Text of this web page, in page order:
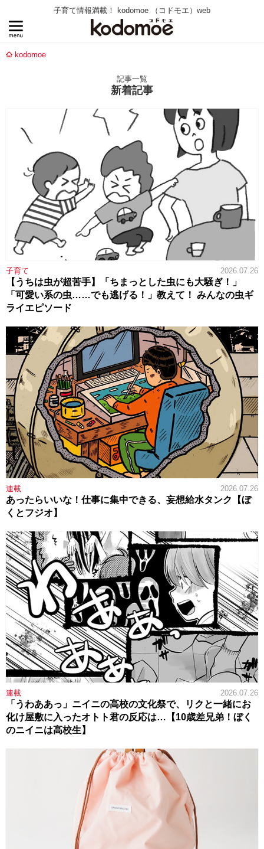
子育て情報満載！ kodomoe （コドモエ）web
kodomoe
記事一覧
新着記事
子育て 2026.07.26
【うちは虫が超苦手】「ちまっとした虫にも大騒ぎ！」
「可愛い系の虫……でも逃げる！」教えて！ みんなの虫ギ
ライエピソード
連載 2026.07.26
あったらいいな！仕事に集中できる、妄想給水タンク【ぼ
くとフジオ】
連載 2026.07.26
「うわああっ」ニイニの高校の文化祭で、リクと一緒にお
化け屋敷に入ったオトト君の反応は…【10歳差兄弟！ぼく
のニイニは高校生】